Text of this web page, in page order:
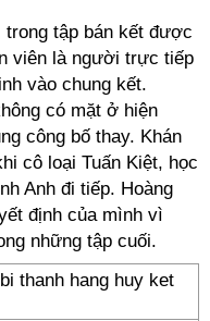
tập bán kết được
viên là người trực tiếp
vào chung kết.
có mặt ở hiện
công bố thay. Khán
cô loại Tuấn Kiệt, học
Anh đi tiếp. Hoàng
định của mình vì
những tập cuối.